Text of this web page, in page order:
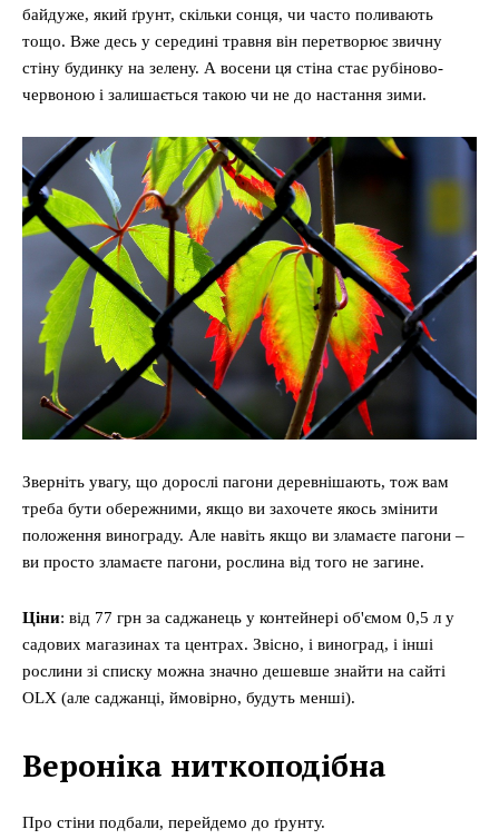
байдуже, який ґрунт, скільки сонця, чи часто поливають
тощо. Вже десь у середині травня він перетворює звичну
стіну будинку на зелену. А восени ця стіна стає рубіново-
червоною і залишається такою чи не до настання зими.
Зверніть увагу, що дорослі пагони деревнішають, тож вам
треба бути обережними, якщо ви захочете якось змінити
положення винограду. Але навіть якщо ви зламаєте пагони –
ви просто зламаєте пагони, рослина від того не загине.
Ціни: від 77 грн за саджанець у контейнері об'ємом 0,5 л у
садових магазинах та центрах. Звісно, і виноград, і інші
рослини зі списку можна значно дешевше знайти на сайті
OLX (але саджанці, ймовірно, будуть менші).
Вероніка ниткоподібна
Про стіни подбали, перейдемо до ґрунту.